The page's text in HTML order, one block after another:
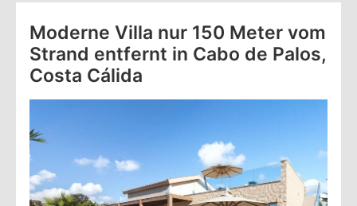
Moderne Villa nur 150 Meter vom
Strand entfernt in Cabo de Palos,
Costa Cálida